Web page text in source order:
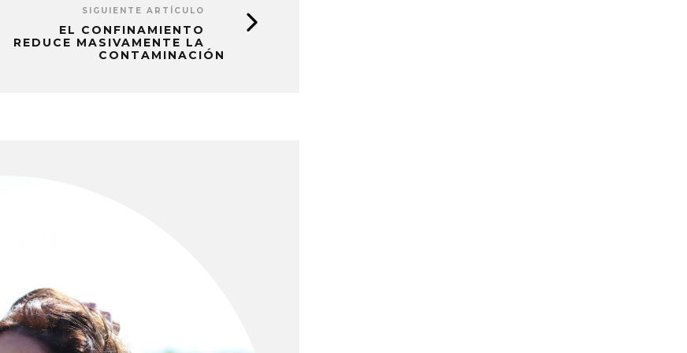
SIGUIENTE ARTÍCULO
EL CONFINAMIENTO
REDUCE MASIVAMENTE LA
CONTAMINACIÓN